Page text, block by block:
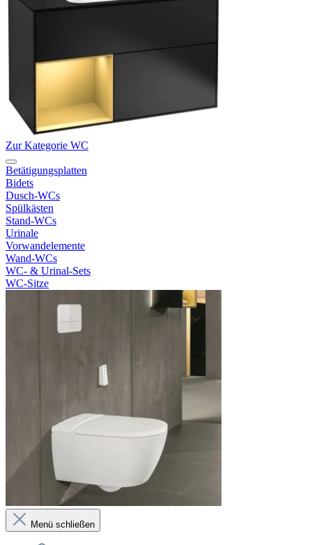
Zur Kategorie WC
Betätigungsplatten
Bidets
Dusch-WCs
Spülkästen
Stand-WCs
Urinale
Vorwandelemente
Wand-WCs
WC- & Urinal-Sets
WC-Sitze
Menü schließen